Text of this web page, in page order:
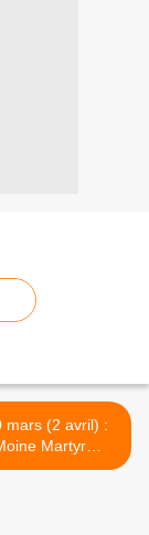
mars (2 avril) :
Martyr
du lac du geai